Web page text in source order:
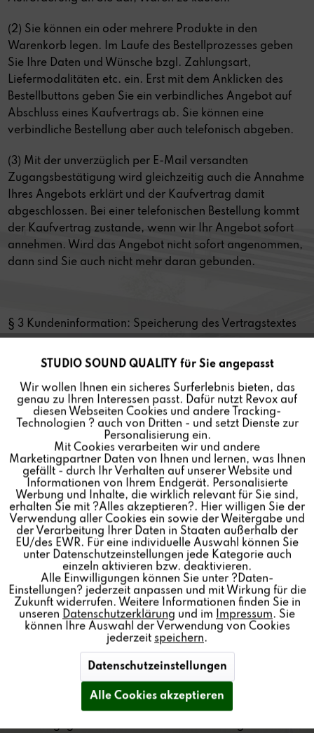
(2) Sie können ein oder mehrere Produkte in den
Warenkorb legen. Im Laufe des Bestellprozesses geben
Sie Ihre Daten und Wünsche bzgl. Zahlungsart,
Liefermodalitäten etc. ein. Erst mit dem Anklicken des
Bestellbuttons geben Sie ein verbindliches Angebot auf
Abschluss eines Kaufvertrags ab. Sie können eine
verbindliche Bestellung aber auch telefonisch abgeben.
(3) Mit der unverzüglich per E-Mail versandten
Zugangsbestätigung wird gleichzeitig auch die Annahme
Ihres Angebots erklärt und der Kaufvertrag damit
abgeschlossen. Bei einer telefonischen Bestellung kommt
der Kaufvertrag zustande, wenn wir Ihr Angebot sofort
annehmen. Wird das Angebot nicht sofort angenommen,
dann sind Sie auch nicht mehr daran gebunden.
§ 3 Kundeninformation: Speicherung des Vertragstextes
Vertrag (z. B. Art des Produkts, Preis etc.) wird von uns
gespeichert. Die AGB schicken wir Ihnen zu, Sie können
die AGB aber auch nach Vertragsschluss jederzeit über
unsere Webseite aufrufen. Als registrierter Kunde können
Sie auf Ihre vergangenen Bestellungen über den Kunden
LogIn-Bereich (Kundenkonto) zugreifen.
§ 4 Kundeninformation: Korrekturhinweis
Sie können Ihre Eingaben vor Abgabe der Bestellung
jederzeit mit der Löschtaste berichtigen. Wir informieren
Sie auf dem Weg durch den Bestellprozess über weitere
Korrekturmöglichkeiten. Den Bestellprozess können Sie
auch jederzeit durch Schließen des Browser-Fensters
komplett beenden.
§ 5 Eigentumsvorbehalt
Funktionale Aktiv
Marketing Inaktiv
Tracking Inaktiv
Personalisierung Inaktiv
Service Inaktiv
STUDIO SOUND QUALITY für Sie angepasst
Wir wollen Ihnen ein sicheres Surferlebnis bieten, das
genau zu Ihren Interessen passt. Dafür nutzt Revox auf
diesen Webseiten Cookies und andere Tracking-
Technologien ? auch von Dritten - und setzt Dienste zur
Personalisierung ein.
Mit Cookies verarbeiten wir und andere
Marketingpartner Daten von Ihnen und lernen, was Ihnen
gefällt - durch Ihr Verhalten auf unserer Website und
Informationen von Ihrem Endgerät. Personalisierte
Werbung und Inhalte, die wirklich relevant für Sie sind,
erhalten Sie mit ?Alles akzeptieren?. Hier willigen Sie der
Verwendung aller Cookies ein sowie der Weitergabe und
der Verarbeitung Ihrer Daten in Staaten außerhalb der
EU/des EWR. Für eine individuelle Auswahl können Sie
unter Datenschutzeinstellungen jede Kategorie auch
einzeln aktivieren bzw. deaktivieren.
Alle Einwilligungen können Sie unter ?Daten-
Einstellungen? jederzeit anpassen und mit Wirkung für die
Zukunft widerrufen. Weitere Informationen finden Sie in
unseren Datenschutzerklärung und im Impressum. Sie
können Ihre Auswahl der Verwendung von Cookies
jederzeit speichern.
Datenschutzeinstellungen
Alle Cookies akzeptieren